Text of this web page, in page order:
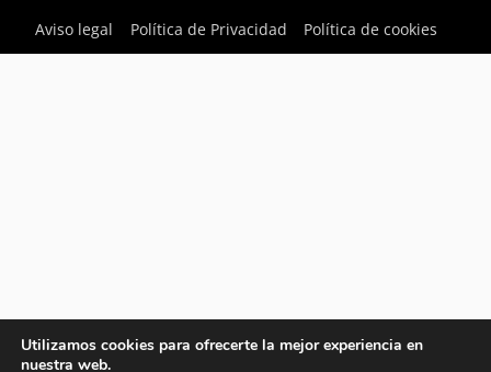
Aviso legal
Política de Privacidad Política de cookies
Utilizamos cookies para ofrecerte la mejor experiencia en
nuestra web.